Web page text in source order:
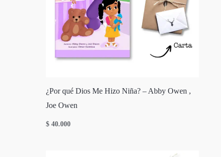
¿Por qué Dios Me Hizo Niña? – Abby Owen ,
Joe Owen
$ 40.000